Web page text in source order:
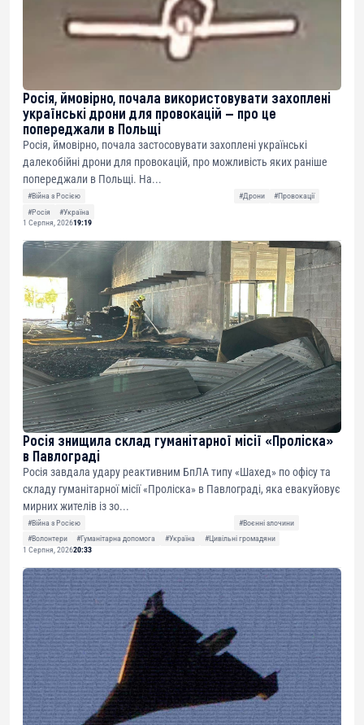
Росія, ймовірно, почала використовувати захоплені
українські дрони для провокацій — про це
попереджали в Польщі
Росія, ймовірно, почала застосовувати захоплені українські
далекобійні дрони для провокацій, про можливість яких раніше
попереджали в Польщі. На...
#Війна з Росією #Дрони
#Провокації
#Росія
#Україна
1 Серпня, 202619:19
Росія знищила склад гуманітарної місії «Проліска»
в Павлограді
Росія завдала удару реактивним БпЛА типу «Шахед» по офісу та
складу гуманітарної місії «Проліска» в Павлограді, яка евакуйовує
мирних жителів із зо...
#Війна з Росією
#Воєнні злочини
#Волонтери
#Гуманітарна допомога #Україна
#Цивільні громадяни
1 Серпня, 202620:33